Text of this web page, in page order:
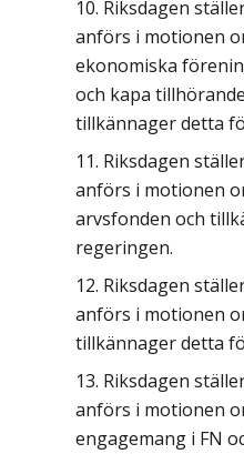
Riksdagen
anförs i motionen
ekonomiska
och kapa
tillkännager detta
Riksdagen
anförs i motionen
arvsfonden och
regeringen.
Riksdagen
anförs i motionen
tillkännager detta
Riksdagen
anförs i motionen
engagemang i FN